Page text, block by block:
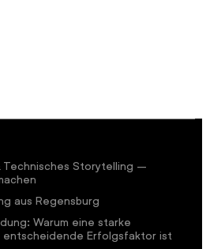
Technisches Storytelling –
aus Regensburg
Warum eine starke
Erfolgsfaktor ist